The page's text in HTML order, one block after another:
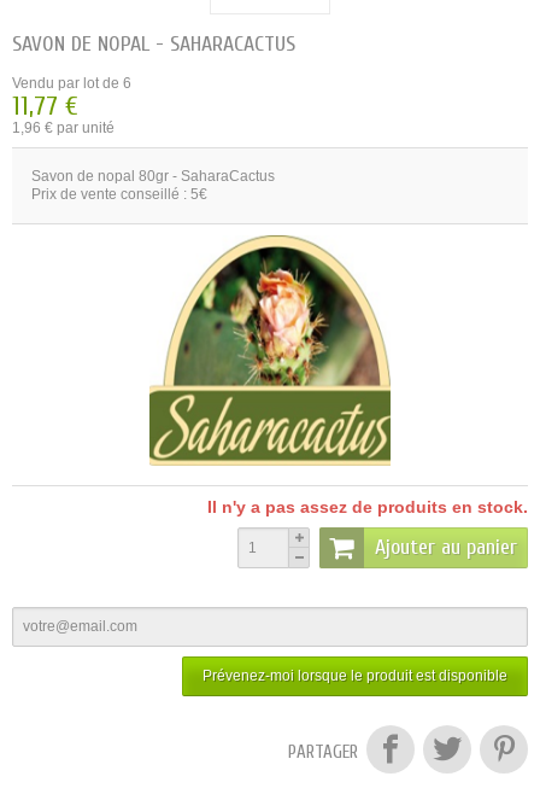
SAVON DE NOPAL - SAHARACACTUS
Vendu par lot de 6
11,77 €
1,96 € par unité
Savon de nopal 80gr - SaharaCactus
Prix de vente conseillé : 5€
Il n'y a pas assez de produits en stock.
Ajouter au panier
Prévenez-moi lorsque le produit est disponible
PARTAGER